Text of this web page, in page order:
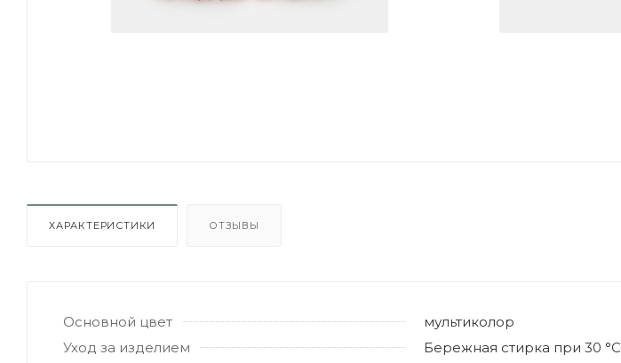
ХАРАКТЕРИСТИКИ ОТЗЫВЫ
Основной цвет
мультиколор
Уход за изделием
Бережная стирка при 30 °C